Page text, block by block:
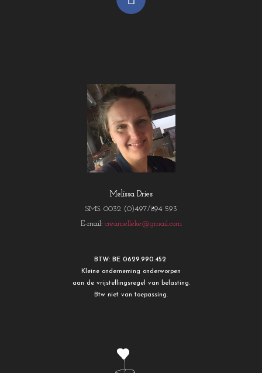
Melissa Dries
SMS: 0032 (0)497/894 593
E-mail: creamelleke@gmail.com
BTW: BE 0629.990.452
Kleine onderneming onderworpen
aan de vrijstellingsregel van belasting.
Btw niet van toepassing.